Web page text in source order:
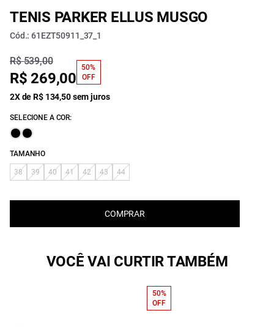
TENIS PARKER ELLUS MUSGO
Cód.: 61EZT50911_37_1
R$ 539,00
R$ 269,00
50%
OFF
2X de R$ 134,50 sem juros
SELECIONE A COR:
TAMANHO
38 39 40 41 42 43 44
COMPRAR
VOCÊ VAI CURTIR TAMBÉM
50%
OFF